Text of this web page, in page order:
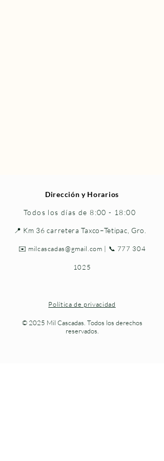
Dirección y Horarios
Todos los días de 8:00 - 18:00
📍 Km 36 carretera Taxco–Tetipac, Gro.
✉️ milcascadas@gmail.com | 📞 777 304
1025
Política de privacidad
© 2025 Mil Cascadas. Todos los derechos
reservados.